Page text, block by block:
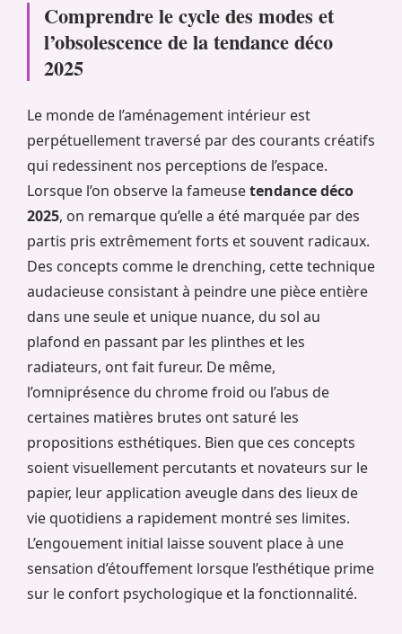
Comprendre le cycle des modes et
l’obsolescence de la tendance déco
2025
Le monde de l’aménagement intérieur est
perpétuellement traversé par des courants créatifs
qui redessinent nos perceptions de l’espace.
Lorsque l’on observe la fameusetendance déco
2025, on remarque qu’elle a été marquée par des
partis pris extrêmement forts et souvent radicaux.
Des concepts comme le drenching, cette technique
audacieuse consistant à peindre une pièce entière
dans une seule et unique nuance, du sol au
plafond en passant par les plinthes et les
radiateurs, ont fait fureur. De même,
l’omniprésence du chrome froid ou l’abus de
certaines matières brutes ont saturé les
propositions esthétiques. Bien que ces concepts
soient visuellement percutants et novateurs sur le
papier, leur application aveugle dans des lieux de
vie quotidiens a rapidement montré ses limites.
L’engouement initial laisse souvent place à une
sensation d’étouffement lorsque l’esthétique prime
sur le confort psychologique et la fonctionnalité.